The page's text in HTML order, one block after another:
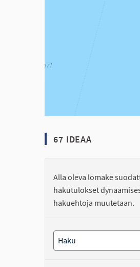
67 IDEAA
Alla oleva lomake
hakutulokset
hakuehtoja muutetaan.